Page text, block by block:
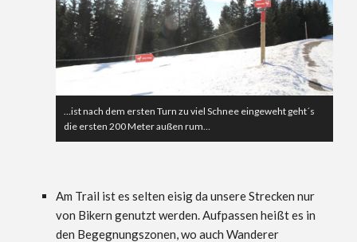
…ist nach dem ersten Turn zu viel Schnee eingeweht geht´s
die ersten 200 Meter außen rum…
Am Trail ist es selten eisig da unsere Strecken nur
von Bikern genutzt werden. Aufpassen heißt es in
den Begegnungszonen, wo auch Wanderer